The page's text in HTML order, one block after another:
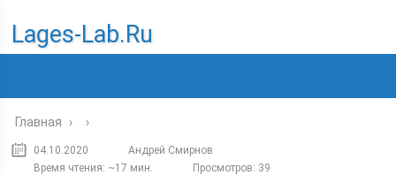
Lages-Lab.ru
Главная › ›
04.10.2020
Андрей Смирнов
Время чтения: ~17 мин.
Просмотров: 39